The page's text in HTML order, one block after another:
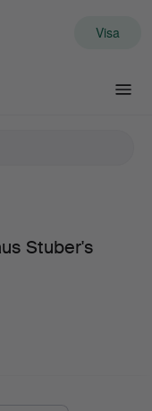
Visa
Stuber's